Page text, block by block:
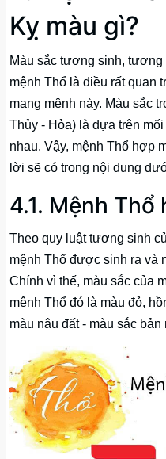
Kỵ màu gì?
Màu sắc tương sinh,
mệnh Thổ là điều rất quan
mang mệnh này. Màu sắc
Thủy - Hỏa) là dựa trên
nhau. Vậy, mệnh Thổ hợp
lời sẽ có trong nội dung
4.1. Mệnh Thổ
Theo quy luật tương sinh
mệnh Thổ được sinh ra và
Chính vì thế, màu sắc của
mệnh Thổ đó là màu đỏ,
màu nâu đất - màu sắc